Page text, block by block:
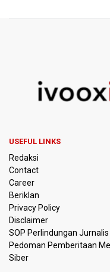
SEA V Cup 2026:
Lawan Vietnam 3-2
Kebakaran Landa
PSSI Evaluasi TImnas
Ditahan Imbang
Pemerintah
Nasional
Pendakian Gunung
USEFUL LINKS
Redaksi
Contact
Career
Beriklan
Privacy Policy
Disclaimer
SOP Perlindungan Jurnalis
Pedoman Pemberitaan
Siber